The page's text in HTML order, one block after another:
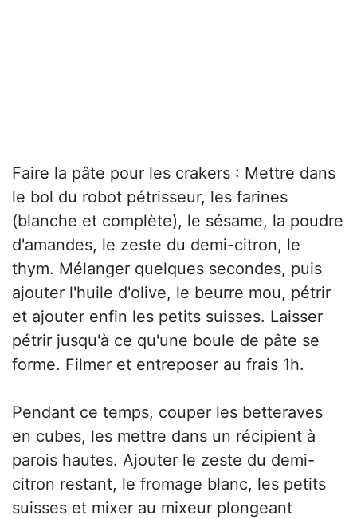
Faire la pâte pour les crakers : Mettre dans
le bol du robot pétrisseur, les farines
(blanche et complète), le sésame, la poudre
d'amandes, le zeste du demi-citron, le
thym. Mélanger quelques secondes, puis
ajouter l'huile d'olive, le beurre mou, pétrir
et ajouter enfin les petits suisses. Laisser
pétrir jusqu'à ce qu'une boule de pâte se
forme. Filmer et entreposer au frais 1h.
Pendant ce temps, couper les betteraves
en cubes, les mettre dans un récipient à
parois hautes. Ajouter le zeste du demi-
citron restant, le fromage blanc, les petits
suisses et mixer au mixeur plongeant